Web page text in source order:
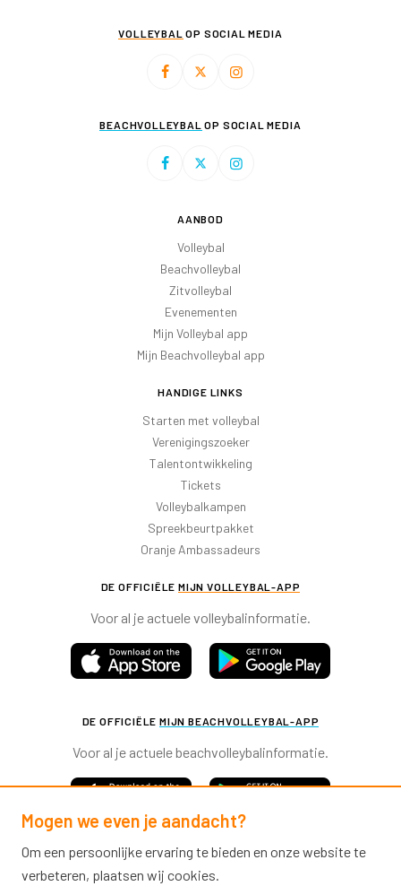
VOLLEYBAL OP SOCIAL MEDIA
BEACHVOLLEYBAL OP SOCIAL MEDIA
AANBOD
Volleybal
Beachvolleybal
Zitvolleybal
Evenementen
Mijn Volleybal app
Mijn Beachvolleybal app
HANDIGE LINKS
Starten met volleybal
Verenigingszoeker
Talentontwikkeling
Tickets
Volleybalkampen
Spreekbeurtpakket
Oranje Ambassadeurs
DE OFFICIËLE MIJN VOLLEYBAL-APP
Voor al je actuele volleybalinformatie.
DE OFFICIËLE MIJN BEACHVOLLEYBAL-APP
Voor al je actuele beachvolleybalinformatie.
Mogen we even je aandacht?
Om een persoonlijke ervaring te bieden en onze website te
verbeteren, plaatsen wij cookies.